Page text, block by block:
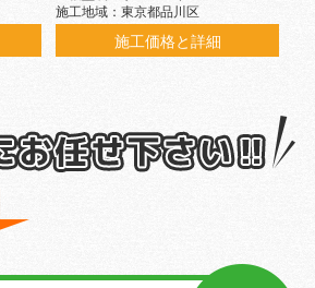
施工地域：東京都品川区
施工価格と詳細